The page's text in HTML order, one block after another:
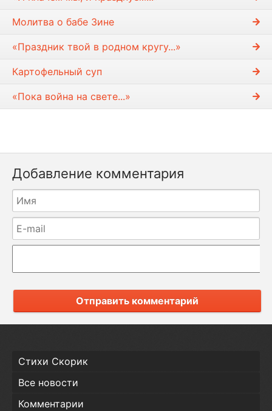
Молитва о бабе Зине
«Праздник твой в родном кругу...»
Картофельный суп
«Пока война на свете...»
Добавление комментария
Отправить комментарий
Стихи Скорик
Все новости
Комментарии